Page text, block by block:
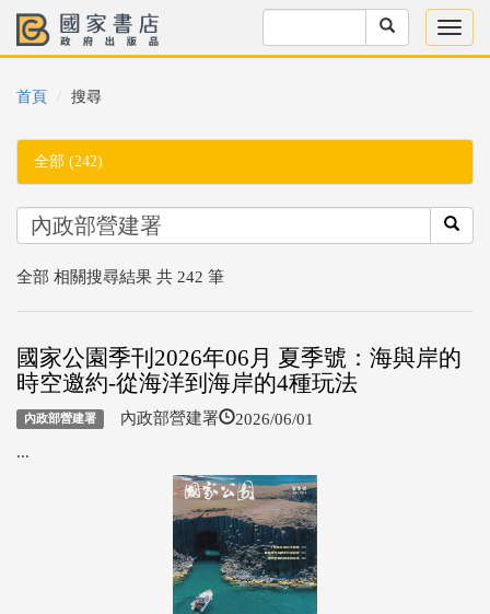
首頁 搜尋
全部 (242)
全部 相關搜尋結果 共 242 筆
國家公園季刊2026年06月 夏季號：海與岸的
時空邀約-從海洋到海岸的4種玩法
內政部營建署 內政部營建署 2026/06/01
...